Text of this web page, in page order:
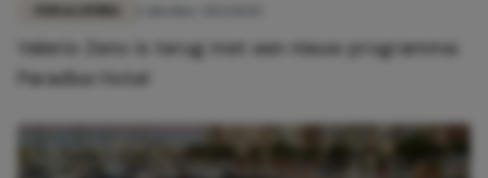
FUN & LIVING
Valerio Zeno is terug met een nieuw programma:
Paradise Hotel